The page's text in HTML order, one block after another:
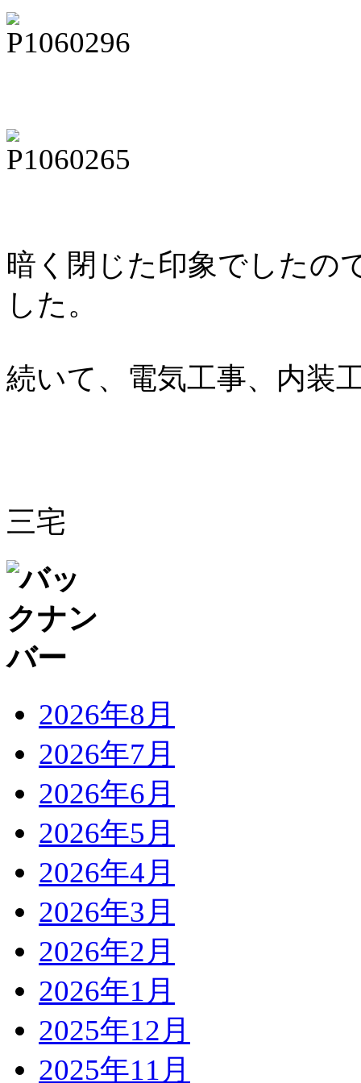
暗く閉じた印象でしたの
した。
続いて、電気工事、内装
三宅
2026年8月
2026年7月
2026年6月
2026年5月
2026年4月
2026年3月
2026年2月
2026年1月
2025年12月
2025年11月